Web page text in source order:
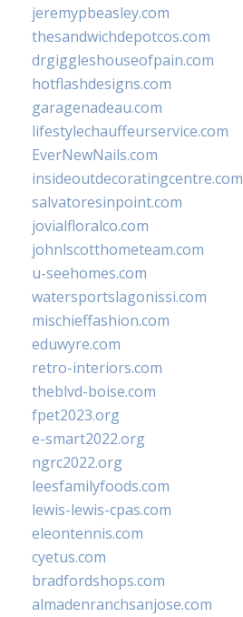
jeremypbeasley.com
thesandwichdepotcos.com
drgiggleshouseofpain.com
hotflashdesigns.com
garagenadeau.com
lifestylechauffeurservice.com
EverNewNails.com
insideoutdecoratingcentre.com
salvatoresinpoint.com
jovialfloralco.com
johnlscotthometeam.com
u-seehomes.com
watersportslagonissi.com
mischieffashion.com
eduwyre.com
retro-interiors.com
theblvd-boise.com
fpet2023.org
e-smart2022.org
ngrc2022.org
leesfamilyfoods.com
lewis-lewis-cpas.com
eleontennis.com
cyetus.com
bradfordshops.com
almadenranchsanjose.com